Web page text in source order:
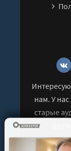
нам. У
старые